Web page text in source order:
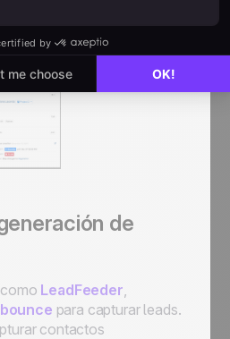
de
LeadFeeder,
para capturar leads.
contactos